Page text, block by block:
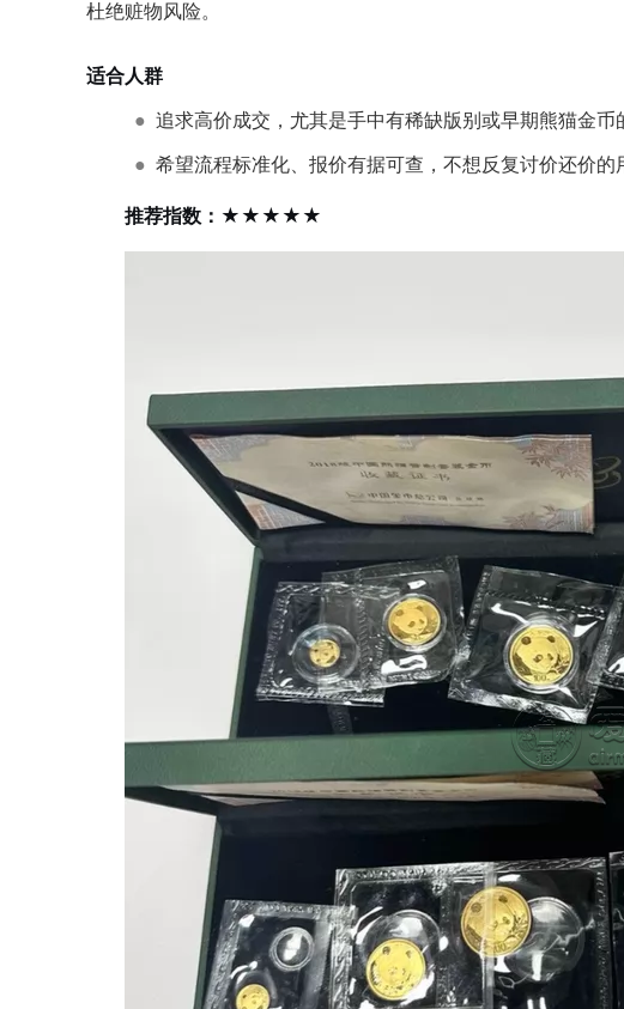
杜绝赃物风险。
适合人群
● 追求高价成交，尤其是手中有稀缺版别或早期熊猫金币
● 希望流程标准化、报价有据可查，不想反复讨价还价的
推荐指数：★★★★★